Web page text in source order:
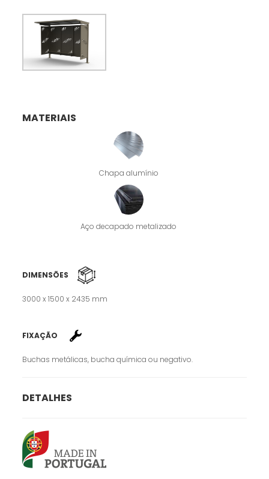
MATERIAIS
Chapa alumínio
Aço decapado metalizado
DIMENSÕES
3000 x 1500 x 2435 mm
FIXAÇÃO
Buchas metálicas, bucha química ou negativo.
DETALHES